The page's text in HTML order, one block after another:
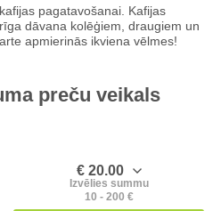
pagatavošanai. Kafijas
dāvana kolēģiem, draugiem un
apmierinās ikviena vēlmes!
preču veikals
€ 20.00
Izvēlies summu
10 - 200 €